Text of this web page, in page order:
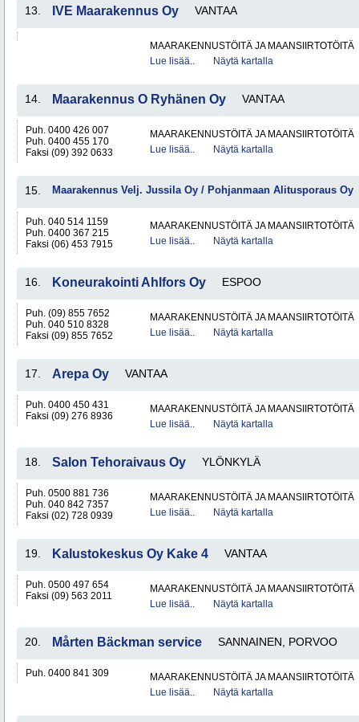
13. IVE Maarakennus Oy VANTAA
MAARAKENNUSTÖITÄ JA MAANSIIRTOTÖITÄ
Lue lisää..
Näytä kartalla
14. Maarakennus O Ryhänen Oy VANTAA
Puh. 0400 426 007
Puh. 0400 455 170
Faksi (09) 392 0633
MAARAKENNUSTÖITÄ JA MAANSIIRTOTÖITÄ
Lue lisää..
Näytä kartalla
15. Maarakennus Velj. Jussila Oy / Pohjanmaan Alitusporaus Oy
Puh. 040 514 1159
Puh. 0400 367 215
Faksi (06) 453 7915
MAARAKENNUSTÖITÄ JA MAANSIIRTOTÖITÄ
Lue lisää..
Näytä kartalla
16. Koneurakointi Ahlfors Oy ESPOO
Puh. (09) 855 7652
Puh. 040 510 8328
Faksi (09) 855 7652
MAARAKENNUSTÖITÄ JA MAANSIIRTOTÖITÄ
Lue lisää..
Näytä kartalla
17. Arepa Oy VANTAA
Puh. 0400 450 431
Faksi (09) 276 8936
MAARAKENNUSTÖITÄ JA MAANSIIRTOTÖITÄ
Lue lisää..
Näytä kartalla
18. Salon Tehoraivaus Oy YLÖNKYLÄ
Puh. 0500 881 736
Puh. 040 842 7357
Faksi (02) 728 0939
MAARAKENNUSTÖITÄ JA MAANSIIRTOTÖITÄ
Lue lisää..
Näytä kartalla
19. Kalustokeskus Oy Kake 4 VANTAA
Puh. 0500 497 654
Faksi (09) 563 2011
MAARAKENNUSTÖITÄ JA MAANSIIRTOTÖITÄ
Lue lisää..
Näytä kartalla
20. Mårten Bäckman service SANNAINEN, PORVOO
Puh. 0400 841 309
MAARAKENNUSTÖITÄ JA MAANSIIRTOTÖITÄ
Lue lisää..
Näytä kartalla